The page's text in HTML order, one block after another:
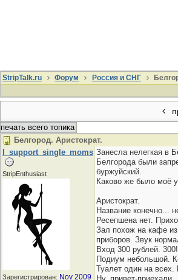
StripTalk.ru Форум Россия и СНГ
печать всего топика
Белгород. Аристократ.
I_support_single_moms
StripEnthusiast
Зарегистрирован: Nov 2009
Занесла нелегкая в
Белгорода были
буржуйский.
Каково же было моё
Аристократ.
Название конечно...
Ресепшена нет.
Зал похож на кафе
приборов. Звук
Вход 300 рублей.
Подиум небольшой.
Туалет один на всех.